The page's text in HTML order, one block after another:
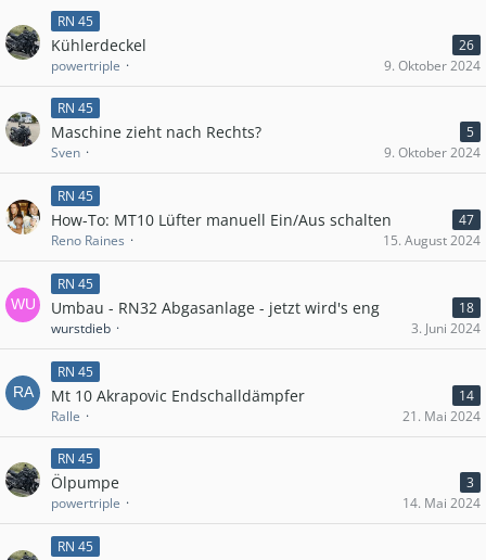
RN 45
Kühlerdeckel
26
powertriple
9. Oktober 2024
RN 45
Maschine zieht nach Rechts?
5
Sven
9. Oktober 2024
RN 45
How-To: MT10 Lüfter manuell Ein/Aus schalten
47
Reno Raines
15. August 2024
RN 45
Umbau - RN32 Abgasanlage - jetzt wird's eng
18
wurstdieb
3. Juni 2024
RN 45
Mt 10 Akrapovic Endschalldämpfer
14
Ralle
21. Mai 2024
RN 45
Ölpumpe
3
powertriple
14. Mai 2024
RN 45